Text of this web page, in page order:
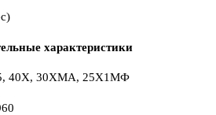
характеристики
40Х, 30ХМА, 25Х1МФ